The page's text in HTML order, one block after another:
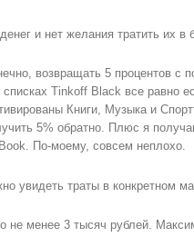
и нет желания тратить их
возвращать 5 процентов с
Tinkoff Black все равно
Книги, Музыка и
5% обратно. Плюс я
По-моему, совсем неплохо.
увидеть траты в конкретном
не менее 3 тысяч рублей.